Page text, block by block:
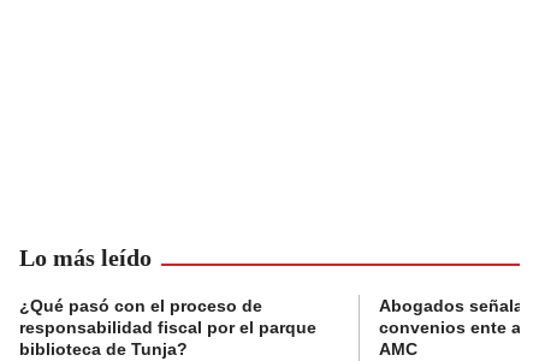
Lo más leído
¿Qué pasó con el proceso de
responsabilidad fiscal por el parque
biblioteca de Tunja?
Abogados
convenios ente
AMC